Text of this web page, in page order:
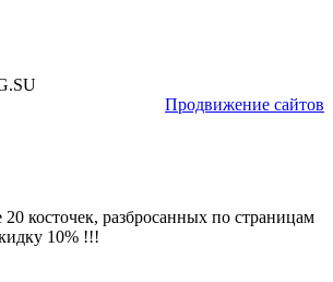
Продвижение сайтов
косточек, разбросанных по страницам
10% !!!